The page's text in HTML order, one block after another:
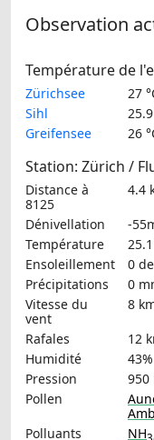
Observation
Température de
Zürichsee
27
Sihl
Greifensee
26
Station: Zürich /
Distance à
8125
4.4
Dénivellation
-
Température
Ensoleillement
0
Précipitations
0
Vitesse du
vent
8
Rafales
12
Humidité
43%
Pression
950
Pollen
Polluants
NH